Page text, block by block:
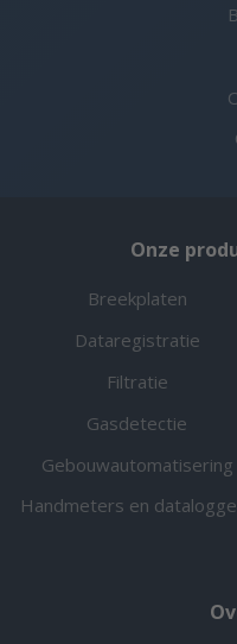
Onze
Breekplaten
Dataregistratie
Filtratie
Gasdetectie
Gebouwautomatisering
Handmeters en